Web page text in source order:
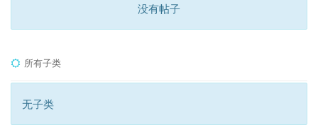
没有帖子
所有子类
无子类